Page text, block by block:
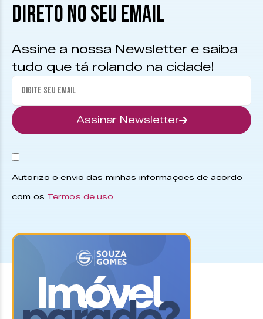
DIRETO NO SEU EMAIL
Assine a nossa Newsletter e saiba
tudo que tá rolando na cidade!
Assinar Newsletter
Autorizo o envio das minhas informações de acordo
com os Termos de uso.